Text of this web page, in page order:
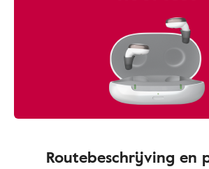
Routebeschrijving en